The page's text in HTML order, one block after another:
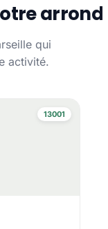
qui
activité.
13001